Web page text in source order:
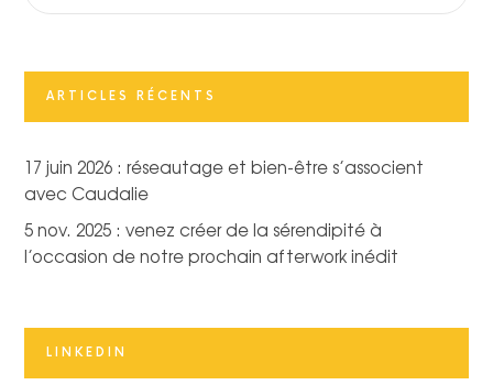
ARTICLES RÉCENTS
17 juin 2026 : réseautage et bien-être s’associent
avec Caudalie
5 nov. 2025 : venez créer de la sérendipité à
l’occasion de notre prochain afterwork inédit
LINKEDIN